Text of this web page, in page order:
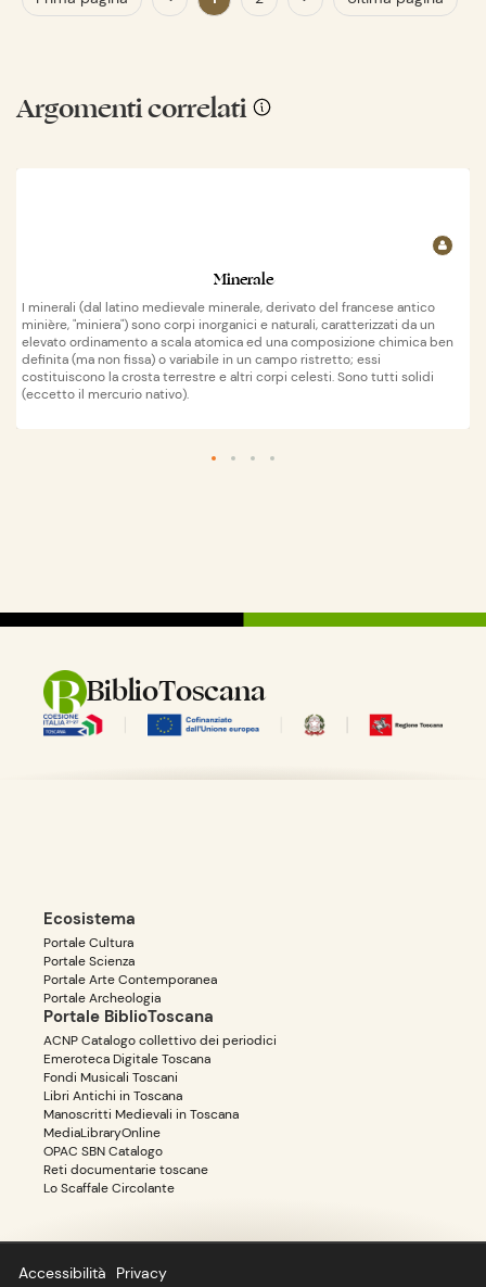
Argomenti correlati
Minerale
I minerali (dal latino medievale minerale, derivato del francese antico
minière, "miniera") sono corpi inorganici e naturali, caratterizzati da un
elevato ordinamento a scala atomica ed una composizione chimica ben
definita (ma non fissa) o variabile in un campo ristretto; essi
costituiscono la crosta terrestre e altri corpi celesti. Sono tutti solidi
(eccetto il mercurio nativo).
Wikipedia
BiblioToscana
Ecosistema
Portale Cultura
Portale Scienza
Portale Arte Contemporanea
Portale Archeologia
Portale BiblioToscana
ACNP Catalogo collettivo dei periodici
Emeroteca Digitale Toscana
Fondi Musicali Toscani
Libri Antichi in Toscana
Manoscritti Medievali in Toscana
MediaLibraryOnline
OPAC SBN Catalogo
Reti documentarie toscane
Lo Scaffale Circolante
Accessibilità Privacy